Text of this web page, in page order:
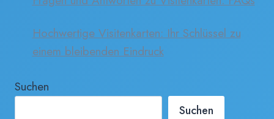
Hochwertige Visitenkarten: Ihr Schlüssel zu
einem bleibenden Eindruck
Suchen
Suchen